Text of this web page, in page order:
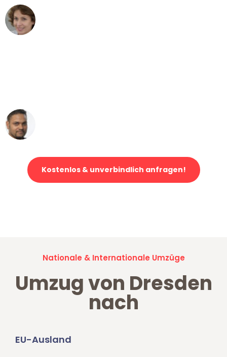
Kostenlos & unverbindlich anfragen!
Nationale & Internationale Umzüge
Umzug von Dresden
nach
EU-Ausland